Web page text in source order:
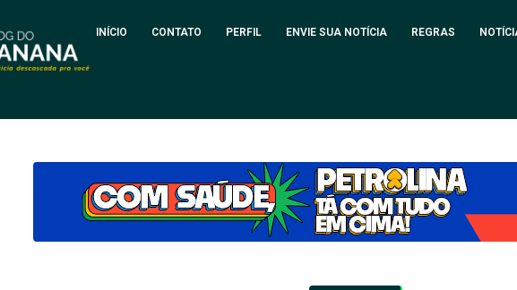
INÍCIO CONTATO PERFIL ENVIE SUA NOTÍCIA REGRAS